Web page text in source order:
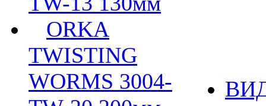
ORKA
TWISTING
WORMS 3004-